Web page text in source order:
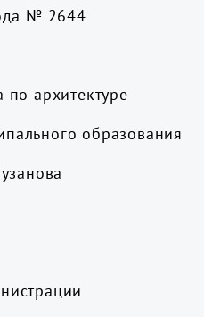
№ 2644
по архитектуре
образования